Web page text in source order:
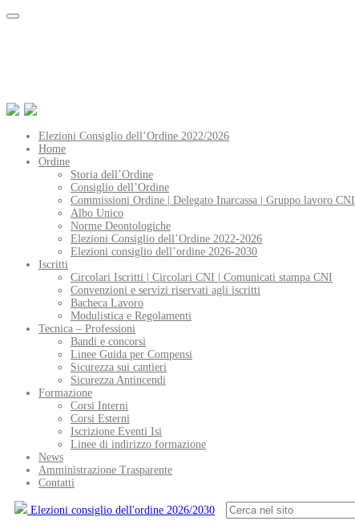
Elezioni Consiglio dell’Ordine 2022/2026
Home
Ordine
Storia dell’Ordine
Consiglio dell’Ordine
Commissioni Ordine | Delegato Inarcassa | Gruppo lavoro CNI
Albo Unico
Norme Deontologiche
Elezioni Consiglio dell’Ordine 2022-2026
Elezioni consiglio dell’ordine 2026-2030
Iscritti
Circolari Iscritti | Circolari CNI | Comunicati stampa CNI
Convenzioni e servizi riservati agli iscritti
Bacheca Lavoro
Modulistica e Regolamenti
Tecnica – Professioni
Bandi e concorsi
Linee Guida per Compensi
Sicurezza sui cantieri
Sicurezza Antincendi
Formazione
Corsi Interni
Corsi Esterni
Iscrizione Eventi Isi
Linee di indirizzo formazione
News
Amministrazione Trasparente
Contatti
Elezioni consiglio dell'ordine 2026/2030